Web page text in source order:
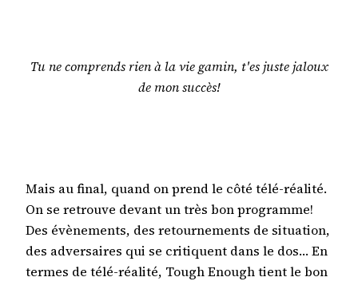
Tu ne comprends rien à la vie gamin, t'es juste jaloux
de mon succès!
Mais au final, quand on prend le côté télé-réalité.
On se retrouve devant un très bon programme!
Des évènements, des retournements de situation,
des adversaires qui se critiquent dans le dos… En
termes de télé-réalité, Tough Enough tient le bon